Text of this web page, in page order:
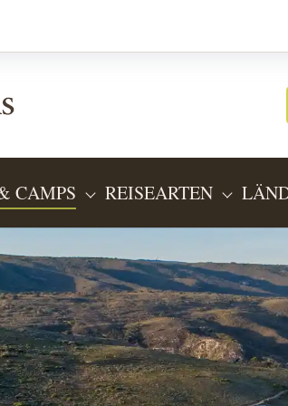
"REISEANGEBOTE"
CAMPS SUBMENU FOR
REISEARTEN